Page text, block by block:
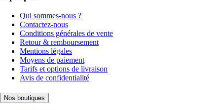
Qui sommes-nous ?
Contactez-nous
Conditions générales de vente
Retour & remboursement
Mentions légales
Moyens de paiement
Tarifs et options de livraison
Avis de confidentialité
Nos boutiques